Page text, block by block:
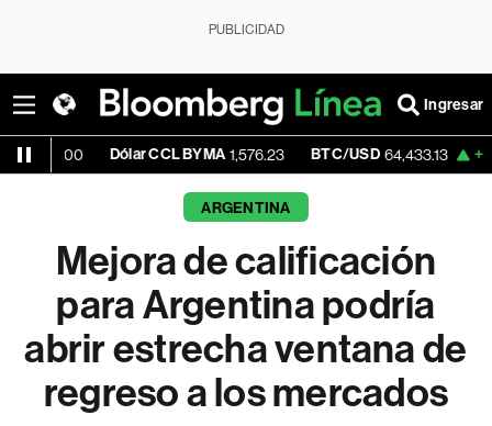
PUBLICIDAD
Ingresar
Dólar CCL BYMA 1,576.23 BTC/USD 64,433.13 +0.06%
ARGENTINA
Mejora de calificación
para Argentina podría
abrir estrecha ventana de
regreso a los mercados